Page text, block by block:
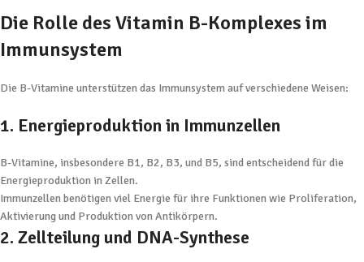
Die Rolle des Vitamin B-Komplexes im
Immunsystem
Die B-Vitamine unterstützen das Immunsystem auf verschiedene Weisen:
1. Energieproduktion in Immunzellen
B-Vitamine, insbesondere B1, B2, B3, und B5, sind entscheidend für die
Energieproduktion in Zellen.
Immunzellen benötigen viel Energie für ihre Funktionen wie Proliferation,
Aktivierung und Produktion von Antikörpern.
2. Zellteilung und DNA-Synthese